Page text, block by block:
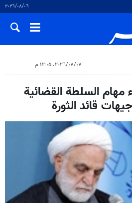
٠٦‏/٠٨‏/٢٠٢٦
٠٧‏/٠٧‏/٢٠٢٦، ١٢:٠٥ م
السلطة القضائية
قائد الثورة